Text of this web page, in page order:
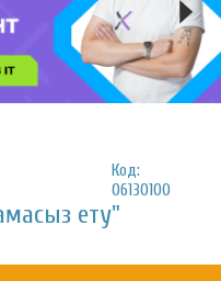
Код:
06130100
ету"